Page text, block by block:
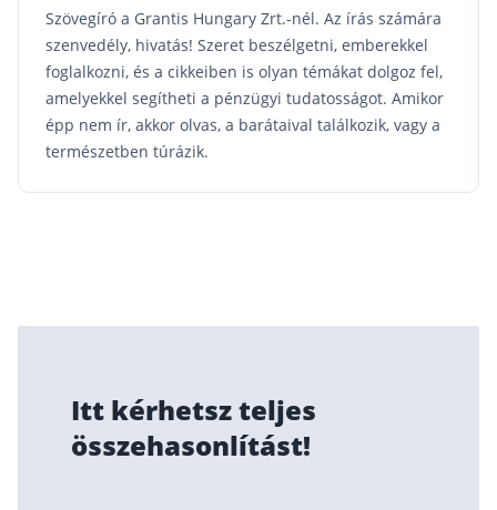
Szövegíró a Grantis Hungary Zrt.-nél. Az írás számára
szenvedély, hivatás! Szeret beszélgetni, emberekkel
foglalkozni, és a cikkeiben is olyan témákat dolgoz fel,
amelyekkel segítheti a pénzügyi tudatosságot. Amikor
épp nem ír, akkor olvas, a barátaival találkozik, vagy a
természetben túrázik.
Itt kérhetsz teljes
összehasonlítást!